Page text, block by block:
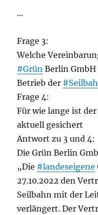
…
Frage 3:
Welche
#Grün Berlin
Betrieb der
Frage 4:
Für wie lange ist der
aktuell gesichert
Antwort zu 3 und 4:
Die Grün Berlin
„Die #landeseigene
27.10.2022 den
Seilbahn mit der
verlängert. Der